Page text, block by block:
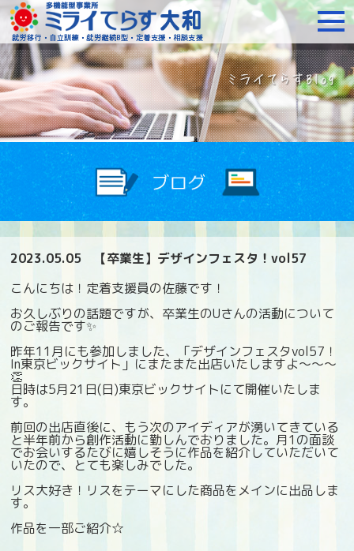
障がいをお持ちの方へ
2023.05.05
【卒業生】デザインフェスタ！vol57
こんにちは！定着支援員の佐藤です！
お久しぶりの話題ですが、卒業生のUさんの活動について
のご報告です✨
昨年11月にも参加しました、「デザインフェスタvol57！
In東京ビックサイト」にまたまた出店いたしますよ～～～
👏
日時は5月21日(日)東京ビックサイトにて開催いたしま
す。
前回の出店直後に、もう次のアイディアが湧いてきている
と半年前から創作活動に勤しんでおりました。月1の面談
でお会いするたびに嬉しそうに作品を紹介していただいて
いたので、とても楽しみでした。
リス大好き！リスをテーマにした商品をメインに出品しま
す。
作品を一部ご紹介☆